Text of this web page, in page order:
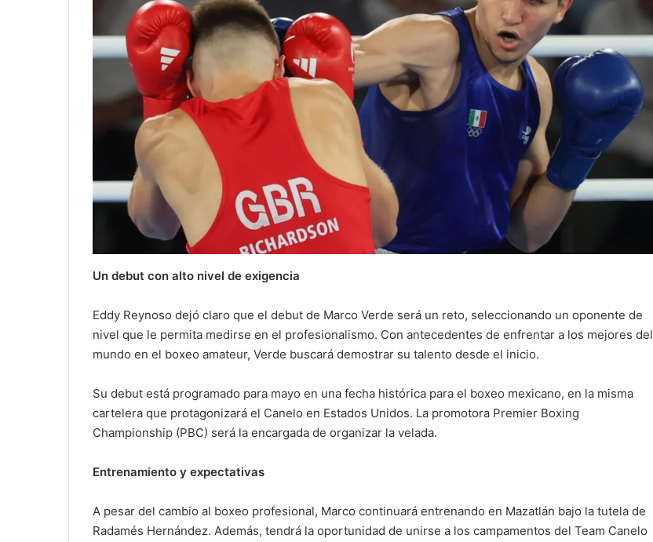
Un debut con alto nivel de exigencia
Eddy Reynoso dejó claro que el debut de Marco Verde será un reto, seleccionando un oponente de
nivel que le permita medirse en el profesionalismo. Con antecedentes de enfrentar a los mejores del
mundo en el boxeo amateur, Verde buscará demostrar su talento desde el inicio.
Su debut está programado para mayo en una fecha histórica para el boxeo mexicano, en la misma
cartelera que protagonizará el Canelo en Estados Unidos. La promotora Premier Boxing
Championship (PBC) será la encargada de organizar la velada.
Entrenamiento y expectativas
A pesar del cambio al boxeo profesional, Marco continuará entrenando en Mazatlán bajo la tutela de
Radamés Hernández. Además, tendrá la oportunidad de unirse a los campamentos del Team Canelo